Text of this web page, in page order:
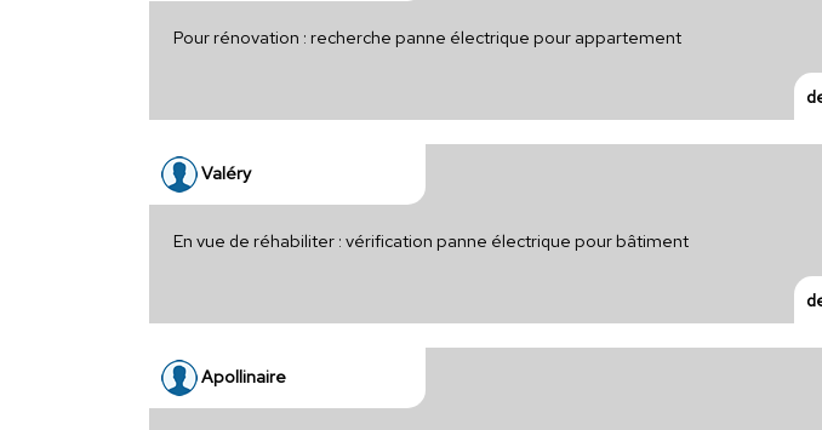
Pour rénovation : recherche panne électrique pour appartement
Valéry
En vue de réhabiliter : vérification panne électrique pour bâtiment
Apollinaire